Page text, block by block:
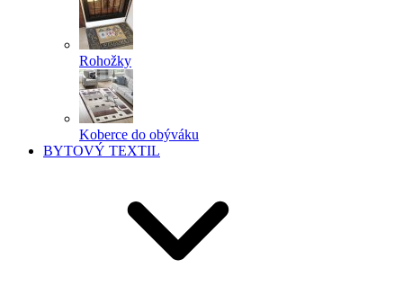
Rohožky
Koberce do obýváku
BYTOVÝ TEXTIL